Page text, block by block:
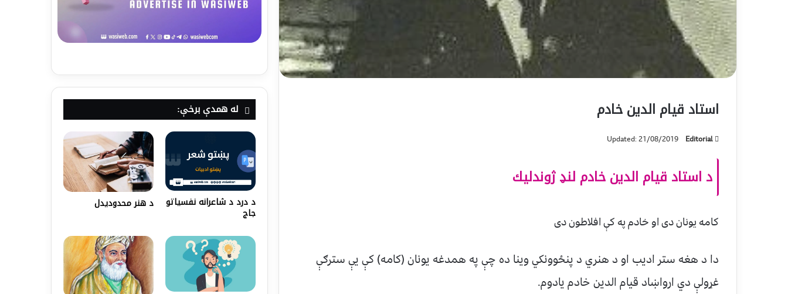
استاد قيام الدين خادم
Editorial
Updated: 21/08/2019
د استاد قيام الدين خادم لنډ ژوندليك
كامه يونان دى او خادم په كې افلاطون دى
دا د هغه ستر اديب او د هنري د پنځوونكي وينا ده چې په همدغه يونان (كامه) كې يې سترګې
غړولې دي ارواښاد قيام الدين خادم يادوم.
له همدې برخې:
د درد د شاعرانه نفسیاتو
جاج
د هنر محدودیدل